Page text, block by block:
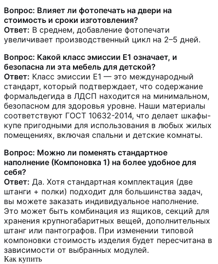
Вопрос: Влияет ли фотопечать на двери на
стоимость и сроки изготовления?
Ответ: В среднем, добавление фотопечати
увеличивает производственный цикл на 2–5 дней.
Вопрос: Какой класс эмиссии Е1 означает, и
безопасна ли эта мебель для детской?
Ответ: Класс эмиссии Е1 — это международный
стандарт, который подтверждает, что содержание
формальдегида в ЛДСП находится на минимальном,
безопасном для здоровья уровне. Наши материалы
соответствуют ГОСТ 10632-2014, что делает шкафы-
купе пригодными для использования в любых жилых
помещениях, включая спальни и детские комнаты.
Вопрос: Можно ли поменять стандартное
наполнение (Компоновка 1) на более удобное для
себя?
Ответ: Да. Хотя стандартная комплектация (две
штанги + полки) подходит для большинства задач,
вы можете заказать индивидуальное наполнение.
Это может быть комбинация из ящиков, секций для
хранения крупногабаритных вещей, дополнительных
штанг или пантографов. При изменении типовой
компоновки стоимость изделия будет пересчитана в
зависимости от выбранных модулей.
Как купить